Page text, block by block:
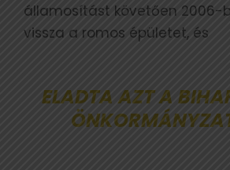
államosítást követően 2006-
vissza a romos épületet, és
ELADTA AZT A